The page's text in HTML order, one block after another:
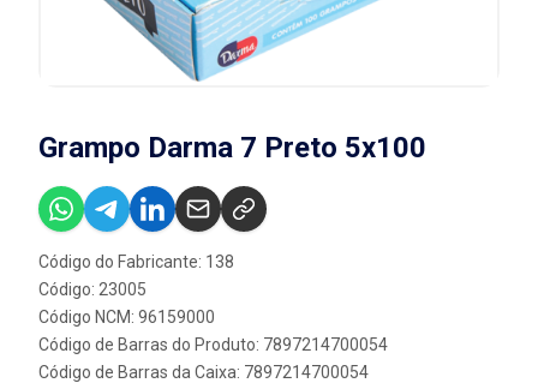
Grampo Darma 7 Preto 5x100
Código do Fabricante: 138
Código: 23005
Código NCM: 96159000
Código de Barras do Produto: 7897214700054
Código de Barras da Caixa: 7897214700054